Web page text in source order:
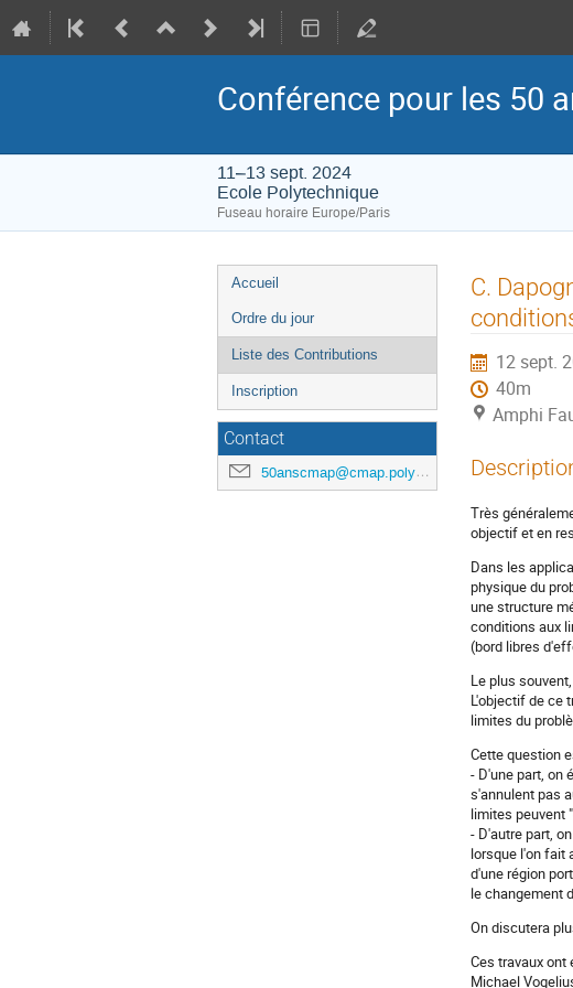
Conférence pour les 50
11–13 sept. 2024
Ecole Polytechnique
Fuseau horaire Europe/Paris
Menu
de
l'événement
Accueil
Ordre du jour
Liste des Contributions
Inscription
Contact
50anscmap@cmap.polytechnique.fr
C.
12 sept.
40m
Amphi
Très
objectif et en
Dans les
physique du
une structure
conditions aux
(bord libres
Le plus
L'objectif de ce
limites du
Cette question
- D'une part, on
s'annulent pas
limites peuvent
- D'autre part,
lorsque l'on fait
d'une région
le changement
On discutera
Ces travaux ont
Michael